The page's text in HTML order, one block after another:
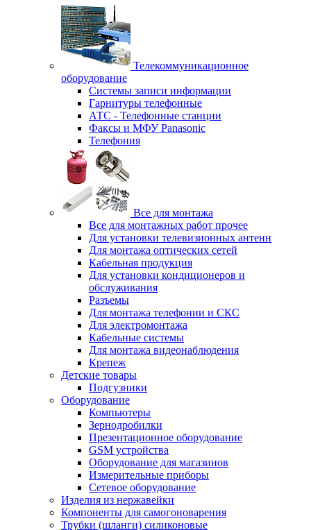
Телекоммуникационное
оборудование
Системы записи информации
Гарнитуры телефонные
АТС - Телефонные станции
Факсы и МФУ Panasonic
Телефония
Все для монтажа
Все для монтажных работ прочее
Для установки телевизионных антенн
Для монтажа оптических сетей
Кабельная продукция
Для установки кондиционеров и
обслуживания
Разъемы
Для монтажа телефонии и СКС
Для электромонтажа
Кабельные системы
Для монтажа видеонаблюдения
Крепеж
Детские товары
Подгузники
Оборудование
Компьютеры
Зернодробилки
Презентационное оборудование
GSM устройства
Оборудование для магазинов
Измерительные приборы
Сетевое оборудование
Изделия из нержавейки
Компоненты для самогоноварения
Трубки (шланги) силиконовые